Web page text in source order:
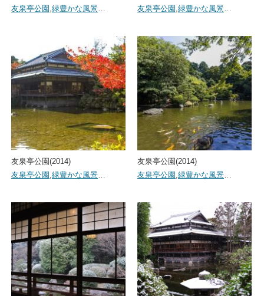
友泉亭公園 ,緑豊かな風景…
友泉亭公園 ,緑豊かな風景…
友泉亭公園(2014)
友泉亭公園 ,緑豊かな風景…
友泉亭公園(2014)
友泉亭公園 ,緑豊かな風景…